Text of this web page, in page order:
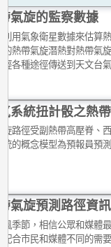
氣旋的監察數據
利用氣象衛星數據來估算
的熱帶氣旋潛熱對熱帶氣
經各種途徑傳送到天文台
系統扭計骰之熱
旋路徑受副熱帶高壓脊、
統的概念模型為預報員預
氣旋預測路徑資訊
風季節，相信公眾和媒體
配合市民和媒體不同的需